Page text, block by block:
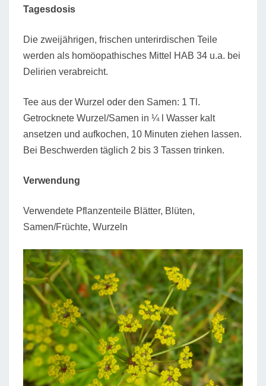
Tagesdosis
Die zweijährigen, frischen unterirdischen Teile
werden als homöopathisches Mittel HAB 34 u.a. bei
Delirien verabreicht.
Tee aus der Wurzel oder den Samen: 1 Tl.
Getrocknete Wurzel/Samen in ¼ l Wasser kalt
ansetzen und aufkochen, 10 Minuten ziehen lassen.
Bei Beschwerden täglich 2 bis 3 Tassen trinken.
Verwendung
Verwendete Pflanzenteile Blätter, Blüten,
Samen/Früchte, Wurzeln